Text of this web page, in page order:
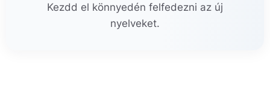
Kezdd el könnyedén felfedezni az új
nyelveket.